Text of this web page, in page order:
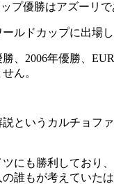
プ優勝はアズーリ
ルドカップに出場
、2006年優勝、
ん。
というカルチョフ
にも勝利しており
誰もが考えていたは